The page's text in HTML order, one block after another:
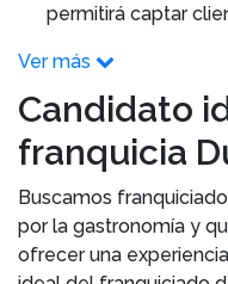
permitirá captar
Ver más
Candidato
franquicia
Buscamos
por la gastronomía y
ofrecer una